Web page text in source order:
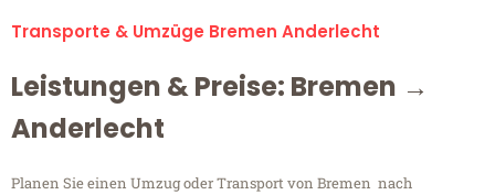
Transporte & Umzüge Bremen Anderlecht
Leistungen & Preise: Bremen →
Anderlecht
Planen Sie einen Umzug oder Transport von Bremen nach